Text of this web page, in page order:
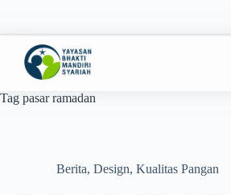
Tag pasar ramadan
Berita, Design, Kualitas Pangan